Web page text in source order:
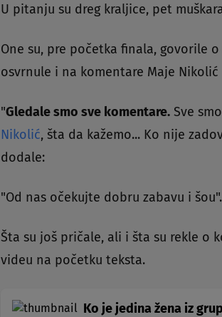
U pitanju su dreg kraljice, pet
One su, pre početka finala, govorile
osvrnule i na komentare Maje
"Gledale smo sve komentare. Sve
Nikolić, šta da kažemo... Ko nije
dodale:
"Od nas očekujte dobru zabavu i šou".
Šta su još pričale, ali i šta su rekle o
videu na početku teksta.
Ko je jedina žena iz